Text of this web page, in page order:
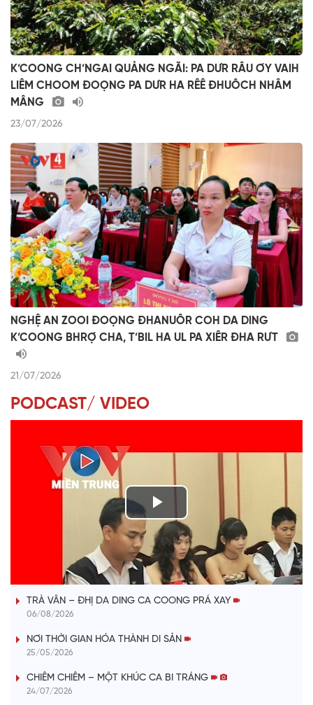
K’COONG CH’NGAI QUẢNG NGÃI: PA DƯR RÂU ƠY VAIH
LIÊM CHOOM ĐOỌNG PA DƯR HA RÊÊ ĐHUÔCH NHÂM
MÂNG
23/07/2026
NGHỆ AN ZOOI ĐOỌNG ĐHANUÔR COH DA DING
K’COONG BHRỢ CHA, T’BIL HA UL PA XIÊR ĐHA RƯT
21/07/2026
PODCAST/ VIDEO
P
l
a
V
i
VÀI PHÚT DÀNH CHO QUẢNG BÁ
TRÀ VÂN – ĐHỊ DA DING CA COONG PRÁ XAY
06/08/2026
NƠI THỜI GIAN HÓA THÀNH DI SẢN
25/05/2026
CHIÊM CHIÊM – MỘT KHÚC CA BI TRÁNG
24/07/2026